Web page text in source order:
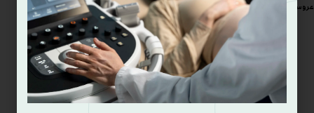
عروس عینکی ۰۶ مهر ۱۴۰۰